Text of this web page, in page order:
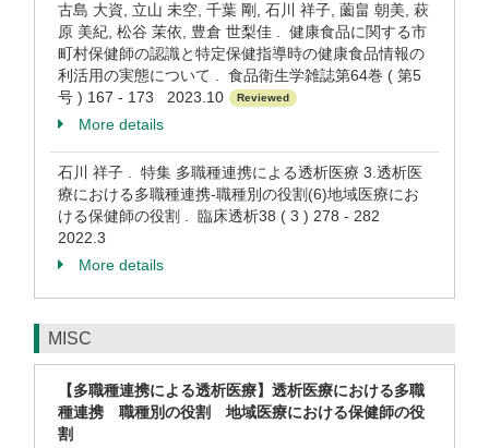
古島 大資, 立山 未空, 千葉 剛, 石川 祥子, 薗畠 朝美, 萩
原 美紀, 松谷 茉依, 豊倉 世梨佳 . 健康食品に関する市
町村保健師の認識と特定保健指導時の健康食品情報の
利活用の実態について . 食品衛生学雑誌第64巻 ( 第5
号 ) 167 - 173 2023.10
Reviewed
More details
石川 祥子 . 特集 多職種連携による透析医療 3.透析医
療における多職種連携-職種別の役割(6)地域医療にお
ける保健師の役割 . 臨床透析38 ( 3 ) 278 - 282
2022.3
More details
MISC
【多職種連携による透析医療】透析医療における多職
種連携 職種別の役割 地域医療における保健師の役
割